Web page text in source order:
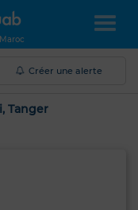
Créer une alerte
Tanger